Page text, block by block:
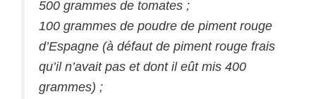
500 grammes de tomates ;
100 grammes de poudre de piment rouge
d’Espagne (à défaut de piment rouge frais
qu’il n’avait pas et dont il eût mis 400
grammes) ;